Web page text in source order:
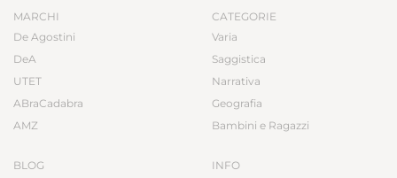
MARCHI
De Agostini
DeA
UTET
ABraCadabra
AMZ
BLOG
CATEGORIE
Varia
Saggistica
Narrativa
Geografia
Bambini e Ragazzi
INFO